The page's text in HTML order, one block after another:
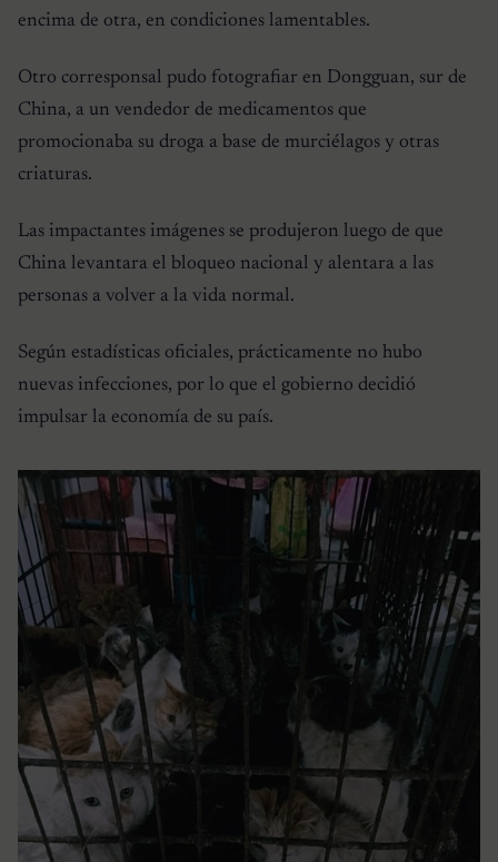
encima de otra, en condiciones lamentables.
Otro corresponsal pudo fotografiar en Dongguan, sur de
China, a un vendedor de medicamentos que
promocionaba su droga a base de murciélagos y otras
criaturas.
Las impactantes imágenes se produjeron luego de que
China levantara el bloqueo nacional y alentara a las
personas a volver a la vida normal.
Según estadísticas oficiales, prácticamente no hubo
nuevas infecciones, por lo que el gobierno decidió
impulsar la economía de su país.